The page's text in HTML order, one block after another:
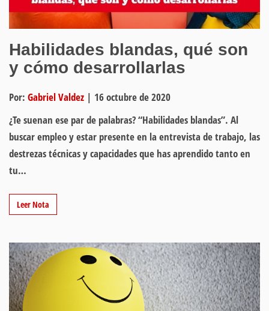
Habilidades blandas, qué son
y cómo desarrollarlas
Por: Gabriel Valdez | 16 octubre de 2020
¿Te suenan ese par de palabras? “Habilidades blandas”. Al
buscar empleo y estar presente en la entrevista de trabajo, las
destrezas técnicas y capacidades que has aprendido tanto en
tu…
Leer Nota